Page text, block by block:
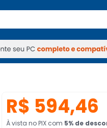
Periféricos TV Venda no
TV Venda no KaBuM!
R$ 594,46
À vista no PIX com 5% de